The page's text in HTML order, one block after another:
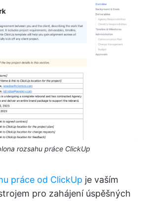
rozsahu práce ClickUp
práce od ClickUp je vaším
pro zahájení úspěšných